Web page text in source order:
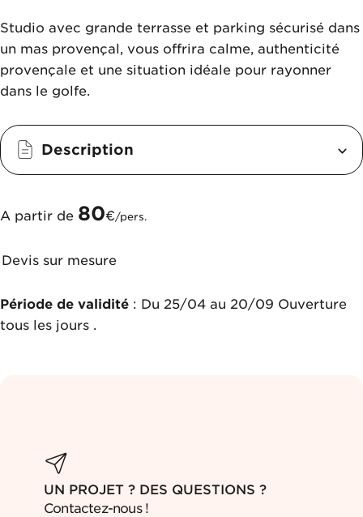
Studio avec grande terrasse et parking sécurisé dans
un mas provençal, vous offrira calme, authenticité
provençale et une situation idéale pour rayonner
dans le golfe.
Description
A partir de 80€/pers.
Devis sur mesure
Période de validité : Du 25/04 au 20/09 Ouverture
tous les jours .
UN PROJET ? DES QUESTIONS ?
Contactez-nous !